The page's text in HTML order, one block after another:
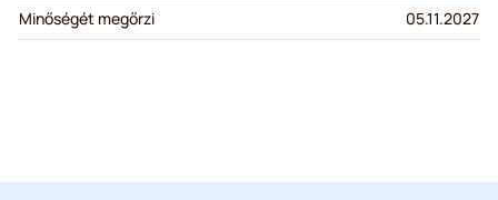
Minőségét megőrzi
05.11.2027